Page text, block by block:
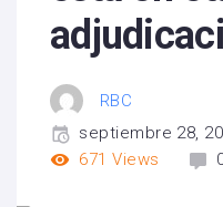
RBC
septiembre 28,
671 Views